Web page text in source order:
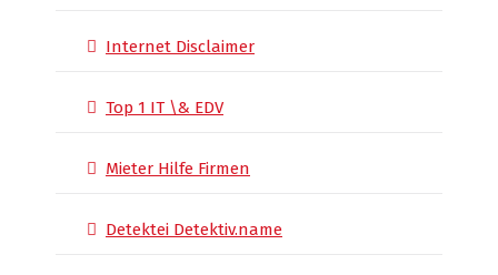
Internet Disclaimer
Top 1 IT \& EDV
Mieter Hilfe Firmen
Detektei Detektiv.name